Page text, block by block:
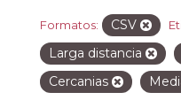
Formatos: CSV
Larga distancia
Cercanias